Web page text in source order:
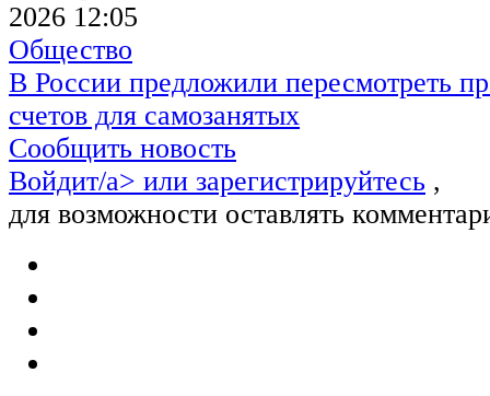
2026 12:05
Общество
В России предложили пересмотреть
счетов для самозанятых
Сообщить новость
Войдит/a> или зарегистрируйтесь ,
для возможности оставлять